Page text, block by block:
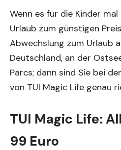
Wenn es für die Kinder
Urlaub zum günstigen
Abwechslung zum Urlaub
Deutschland, an der
Parcs; dann sind Sie bei
von TUI Magic Life genau
TUI Magic Life:
99 Euro